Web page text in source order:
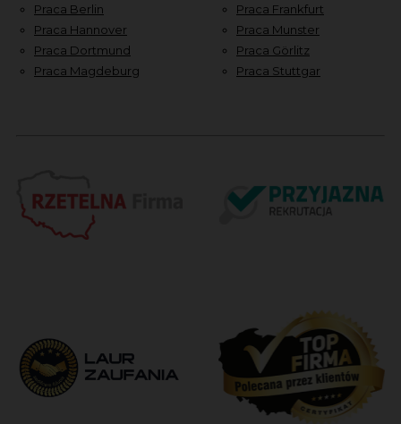
Praca Berlin
Praca Hannover
Praca Dortmund
Praca Magdeburg
Praca Frankfurt
Praca Munster
Praca Görlitz
Praca Stuttgar